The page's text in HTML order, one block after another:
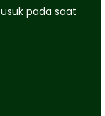
pada saat